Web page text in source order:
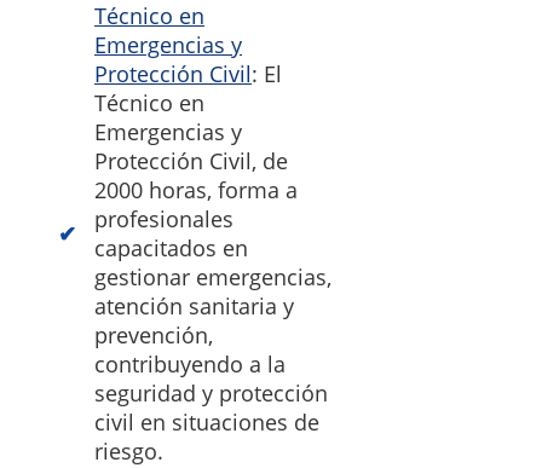
Técnico en
Emergencias y
Protección Civil: El
Técnico en
Emergencias y
Protección Civil, de
2000 horas, forma a
profesionales
capacitados en
gestionar emergencias,
atención sanitaria y
prevención,
contribuyendo a la
seguridad y protección
civil en situaciones de
riesgo.